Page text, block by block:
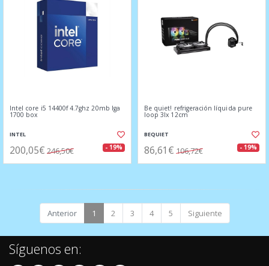
Intel core i5 14400f 4.7ghz 20mb lga
1700 box
INTEL
200,05€ 246,50€ - 19%
Be quiet! refrigeración líquida pure
loop 3lx 12cm
BEQUIET
86,61€ 106,72€ - 19%
Anterior 1 2 3 4 5 Siguiente
Síguenos en: